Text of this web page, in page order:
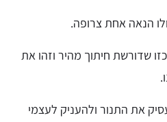
הנאה אחת צרופה.
שדורשת חיתוך מהיר וזהו את
את התנור ולהעניק לעצמי